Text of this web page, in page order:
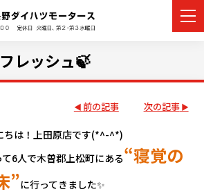
カーラインナップ
展示車・試乗車
店舗情報
レッシュ🍃
前の記事 次の記事
ちは！上田原店です(*^-^*)
6人で木曽郡上松町にある“寝覚の
”に行ってきました✨